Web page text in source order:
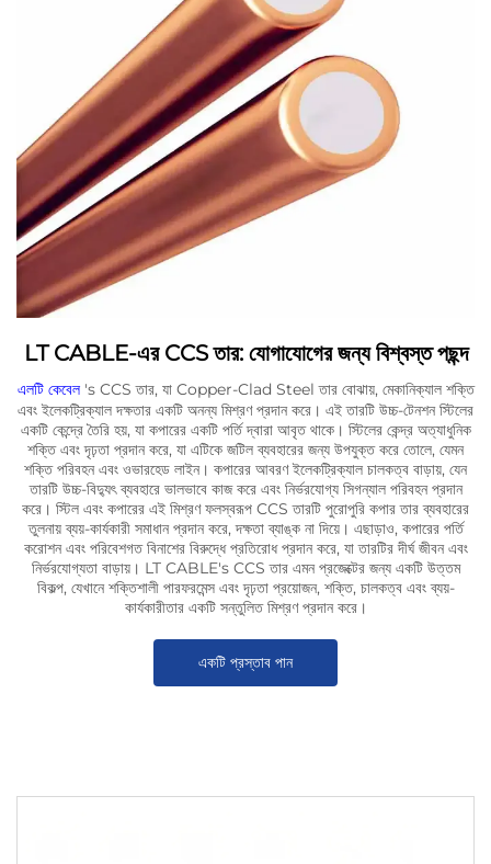
LT CABLE-এর CCS তার: যোগাযোগের জন্য বিশ্বস্ত পছন্দ
এলটি কেবেল 's CCS তার, যা Copper-Clad Steel তার বোঝায়, মেকানিক্যাল শক্তি
এবং ইলেকট্রিক্যাল দক্ষতার একটি অনন্য মিশ্রণ প্রদান করে। এই তারটি উচ্চ-টেনশন স্টিলের
একটি কেন্দ্রে তৈরি হয়, যা কপারের একটি পর্তি দ্বারা আবৃত থাকে। স্টিলের কেন্দ্র অত্যাধুনিক
শক্তি এবং দৃঢ়তা প্রদান করে, যা এটিকে জটিল ব্যবহারের জন্য উপযুক্ত করে তোলে, যেমন
শক্তি পরিবহন এবং ওভারহেড লাইন। কপারের আবরণ ইলেকট্রিক্যাল চালকত্ব বাড়ায়, যেন
তারটি উচ্চ-বিদ্যুৎ ব্যবহারে ভালভাবে কাজ করে এবং নির্ভরযোগ্য সিগন্যাল পরিবহন প্রদান
করে। স্টিল এবং কপারের এই মিশ্রণ ফলস্বরূপ CCS তারটি পুরোপুরি কপার তার ব্যবহারের
তুলনায় ব্যয়-কার্যকারী সমাধান প্রদান করে, দক্ষতা ব্যাঙ্ক না দিয়ে। এছাড়াও, কপারের পর্তি
করোশন এবং পরিবেশগত বিনাশের বিরুদ্ধে প্রতিরোধ প্রদান করে, যা তারটির দীর্ঘ জীবন এবং
নির্ভরযোগ্যতা বাড়ায়। LT CABLE's CCS তার এমন প্রজেক্টের জন্য একটি উত্তম
বিকল্প, যেখানে শক্তিশালী পারফরমেন্স এবং দৃঢ়তা প্রয়োজন, শক্তি, চালকত্ব এবং ব্যয়-
কার্যকারীতার একটি সন্তুলিত মিশ্রণ প্রদান করে।
একটি প্রস্তাব পান